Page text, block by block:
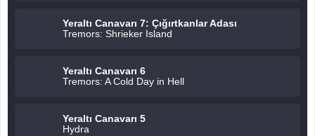
Yeraltı Canavarı 7: Çığırtkanlar Adası
Tremors: Shrieker Island
Yeraltı Canavarı 6
Tremors: A Cold Day in Hell
Yeraltı Canavarı 5
Hydra